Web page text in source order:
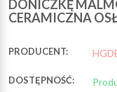
DONICZKĘ
CERAMICZNA
PRODUCENT:
DOSTĘPNOŚĆ: